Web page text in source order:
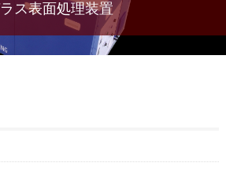
ス表面処理装置